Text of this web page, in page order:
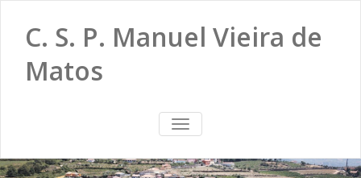
C. S. P. Manuel Vieira de
Matos
TOGGLE
NAVIGATION